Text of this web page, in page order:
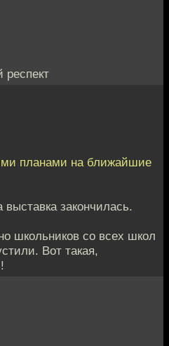
респект
планами на ближайшие
закончилась.
школьников со всех школ
Вот такая,